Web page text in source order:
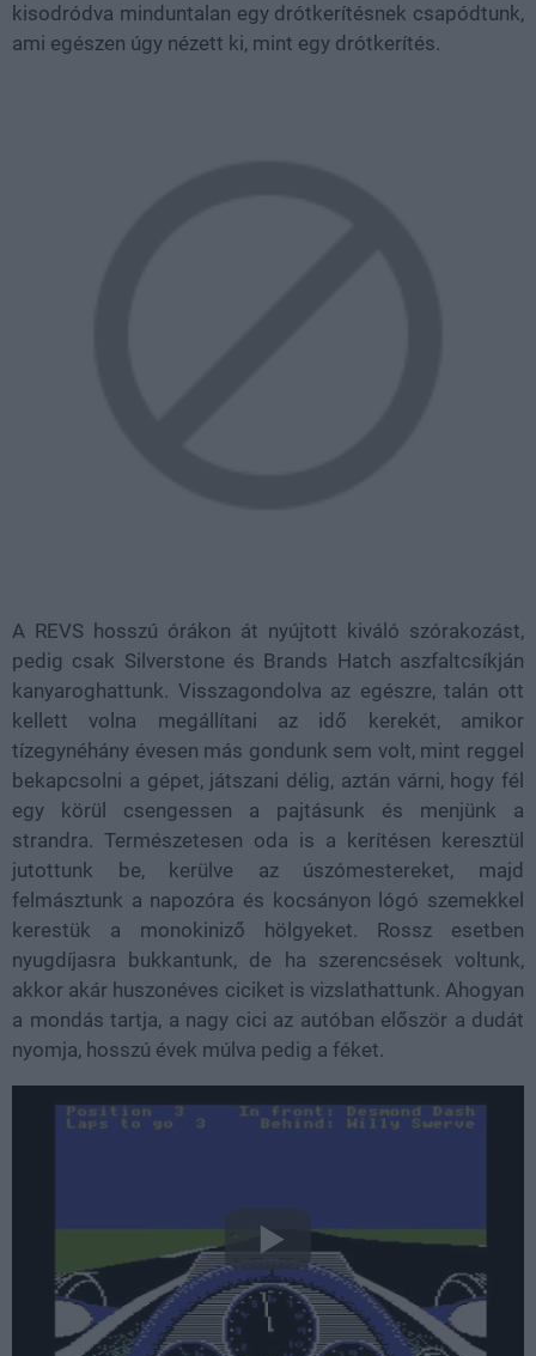
kisodródva minduntalan egy drótkerítésnek csapódtunk,
ami egészen úgy nézett ki, mint egy drótkerítés.
A REVS hosszú órákon át nyújtott kiváló szórakozást,
pedig csak Silverstone és Brands Hatch aszfaltcsíkján
kanyaroghattunk. Visszagondolva az egészre, talán ott
kellett volna megállítani az idő kerekét, amikor
tízegynéhány évesen más gondunk sem volt, mint reggel
bekapcsolni a gépet, játszani délig, aztán várni, hogy fél
egy körül csengessen a pajtásunk és menjünk a
strandra. Természetesen oda is a kerítésen keresztül
jutottunk be, kerülve az úszómestereket, majd
felmásztunk a napozóra és kocsányon lógó szemekkel
kerestük a monokiniző hölgyeket. Rossz esetben
nyugdíjasra bukkantunk, de ha szerencsések voltunk,
akkor akár huszonéves ciciket is vizslathattunk. Ahogyan
a mondás tartja, a nagy cici az autóban először a dudát
nyomja, hosszú évek múlva pedig a féket.